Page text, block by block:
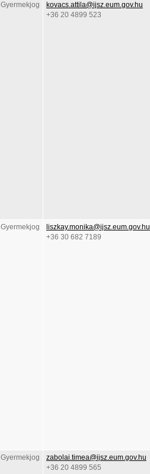
Gyermekjog
kovacs.attila@ijsz.eum.gov.hu
+36 20 4899 523
Gyermekjog
liszkay.monika@ijsz.eum.gov.hu
+36 30 682 7189
Gyermekjog
zabolai.timea@ijsz.eum.gov.hu
+36 20 4899 565